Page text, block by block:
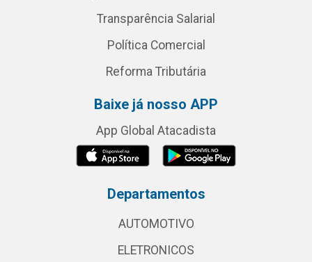
Transparência Salarial
Política Comercial
Reforma Tributária
Baixe já nosso APP
App Global Atacadista
Departamentos
AUTOMOTIVO
ELETRONICOS